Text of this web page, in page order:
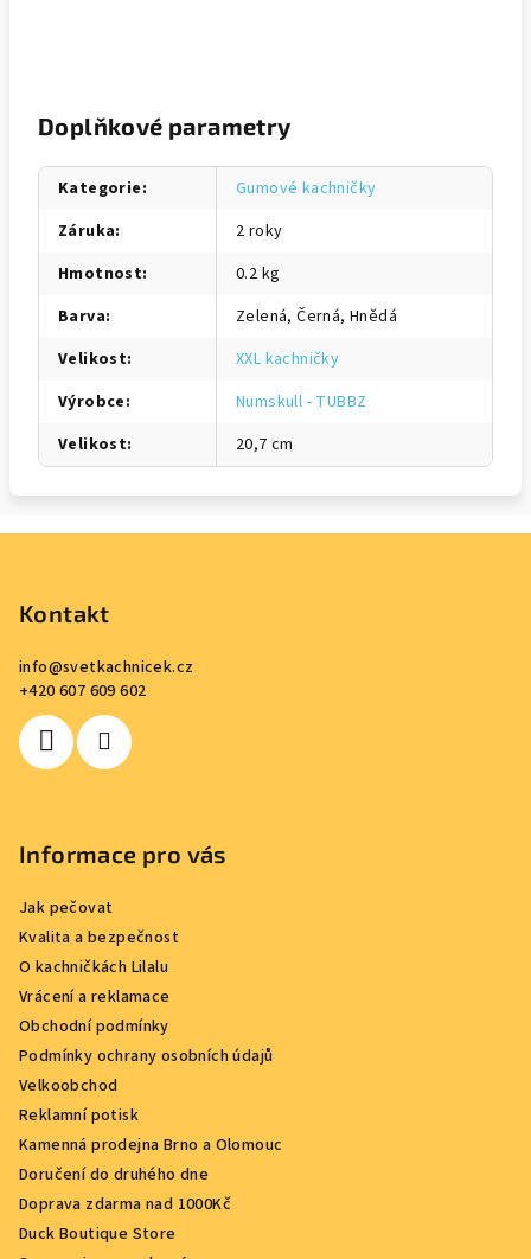
Doplňkové parametry
Kategorie:
Gumové kachničky
Záruka:
2 roky
Hmotnost:
0.2 kg
Barva:
Zelená, Černá, Hnědá
Velikost:
XXL kachničky
Výrobce:
Numskull - TUBBZ
Velikost: 20,7 cm
Kontakt
info@svetkachnicek.cz
+420 607 609 602
Informace pro vás
Jak pečovat
Kvalita a bezpečnost
O kachničkách Lilalu
Vrácení a reklamace
Obchodní podmínky
Podmínky ochrany osobních údajů
Velkoobchod
Reklamní potisk
Kamenná prodejna Brno a Olomouc
Doručení do druhého dne
Doprava zdarma nad 1000Kč
Duck Boutique Store